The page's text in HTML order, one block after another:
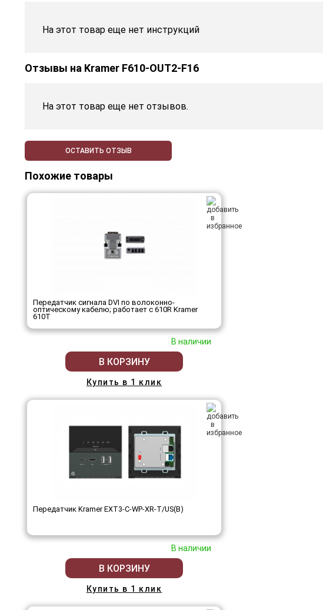
На этот товар еще нет инструкций
Отзывы на Kramer F610-OUT2-F16
На этот товар еще нет отзывов.
ОСТАВИТЬ ОТЗЫВ
Похожие товары
Передатчик сигнала DVI по волоконно-
оптическому кабелю; работает с 610R Kramer
610T
В наличии
В КОРЗИНУ
Купить в 1 клик
Передатчик Kramer EXT3-C-WP-XR-T/US(B)
В наличии
В КОРЗИНУ
Купить в 1 клик